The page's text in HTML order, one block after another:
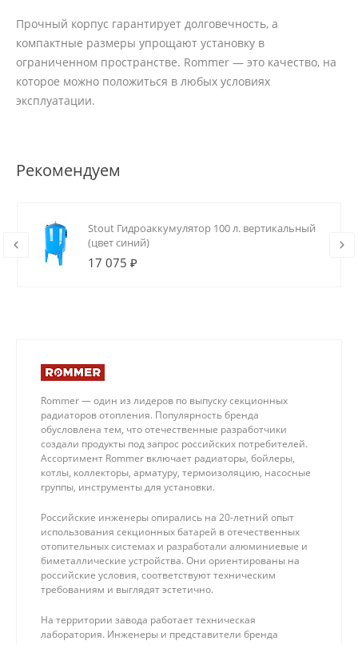
Прочный корпус гарантирует долговечность, а
компактные размеры упрощают установку в
ограниченном пространстве. Rommer — это качество, на
которое можно положиться в любых условиях
эксплуатации.
Рекомендуем
Stout Гидроаккумулятор 100 л. вертикальный
(цвет синий)
17 075 ₽
Rommer — один из лидеров по выпуску секционных
радиаторов отопления. Популярность бренда
обусловлена тем, что отечественные разработчики
создали продукты под запрос российских потребителей.
Ассортимент Rommer включает радиаторы, бойлеры,
котлы, коллекторы, арматуру, термоизоляцию, насосные
группы, инструменты для установки.
Российские инженеры опирались на 20-летний опыт
использования секционных батарей в отечественных
отопительных системах и разработали алюминиевые и
биметаллические устройства. Они ориентированы на
российские условия, соответствуют техническим
требованиям и выглядят эстетично.
На территории завода работает техническая
лаборатория. Инженеры и представители бренда